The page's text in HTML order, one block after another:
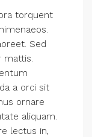
torquent
Sed
mattis.
a orci sit
ornare
aliquam.
lectus in,